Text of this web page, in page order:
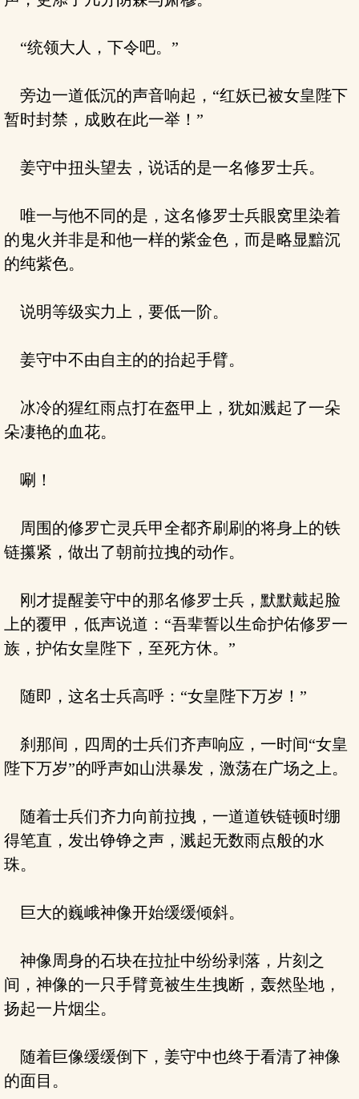
“统领大人，下令吧。”
旁边一道低沉的声音响起，“红妖已被女皇陛下
暂时封禁，成败在此一举！”
姜守中扭头望去，说话的是一名修罗士兵。
唯一与他不同的是，这名修罗士兵眼窝里染着
的鬼火并非是和他一样的紫金色，而是略显黯沉
的纯紫色。
说明等级实力上，要低一阶。
姜守中不由自主的的抬起手臂。
冰冷的猩红雨点打在盔甲上，犹如溅起了一朵
朵凄艳的血花。
唰！
周围的修罗亡灵兵甲全都齐刷刷的将身上的铁
链攥紧，做出了朝前拉拽的动作。
刚才提醒姜守中的那名修罗士兵，默默戴起脸
上的覆甲，低声说道：“吾辈誓以生命护佑修罗一
族，护佑女皇陛下，至死方休。”
随即，这名士兵高呼：“女皇陛下万岁！”
刹那间，四周的士兵们齐声响应，一时间“女皇
陛下万岁”的呼声如山洪暴发，激荡在广场之上。
随着士兵们齐力向前拉拽，一道道铁链顿时绷
得笔直，发出铮铮之声，溅起无数雨点般的水
珠。
巨大的巍峨神像开始缓缓倾斜。
神像周身的石块在拉扯中纷纷剥落，片刻之
间，神像的一只手臂竟被生生拽断，轰然坠地，
扬起一片烟尘。
随着巨像缓缓倒下，姜守中也终于看清了神像
的面目。